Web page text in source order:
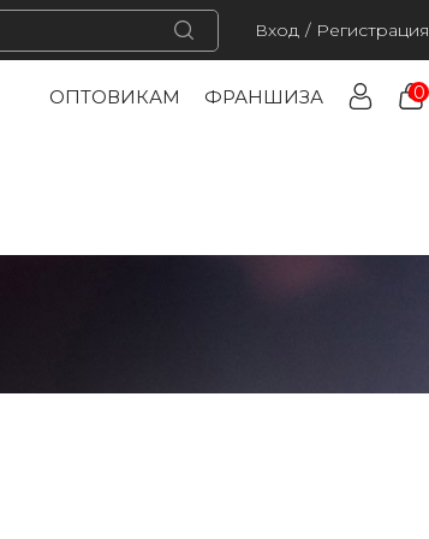
Вход / Регистрация
ОПТОВИКАМ ФРАНШИЗА 0